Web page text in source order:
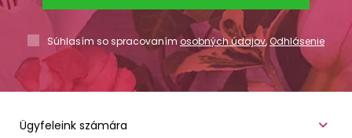
Súhlasím so spracovaním osobných údajov,Odhlásenie
Ügyfeleink számára